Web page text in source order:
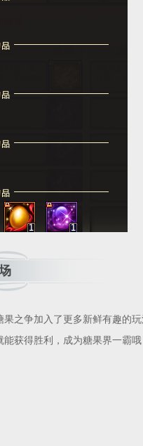
之争加入了更多新鲜有趣的玩
获得胜利，成为糖果界一霸